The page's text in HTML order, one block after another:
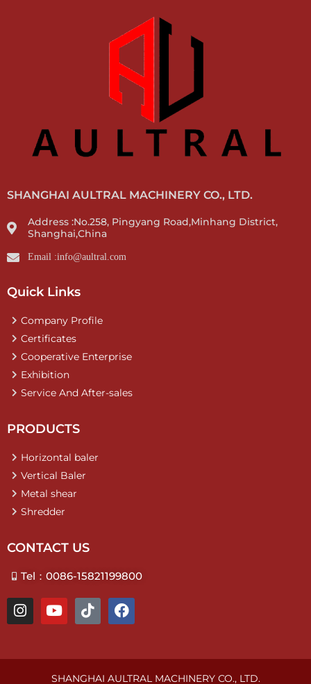
SHANGHAI AULTRAL MACHINERY CO., LTD.
Address :No.258, Pingyang Road,Minhang District,
Shanghai,China
Email :info@aultral.com
Quick Links
Company Profile
Certificates
Cooperative Enterprise
Exhibition
Service And After-sales
PRODUCTS
Horizontal baler
Vertical Baler
Metal shear
Shredder
CONTACT US
Tel：0086-15821199800
I
n
a
Y
o
u
b
T
i
o
k
F
a
b
o
SHANGHAI AULTRAL MACHINERY CO., LTD.